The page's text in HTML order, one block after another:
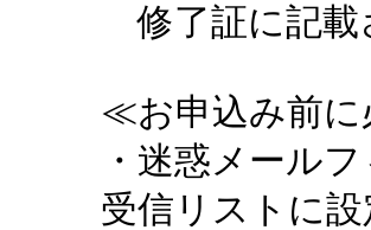
修了証に記載
≪お申込み前
・迷惑メール
受信リストに